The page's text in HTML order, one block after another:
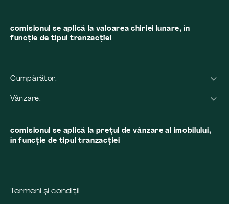
comisionul se aplică la valoarea chiriei lunare, în
funcție de tipul tranzacției
Cumpărător:
Vânzare:
comisionul se aplică la preţul de vânzare al imobilului,
în funcţie de tipul tranzacţiei
Termeni și condiții